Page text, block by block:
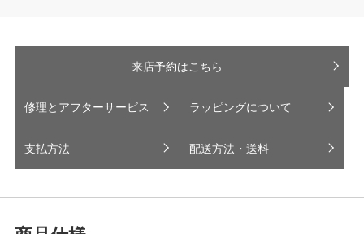
来店予約はこちら
修理とアフターサービス ラッピングについて
支払方法 配送方法・送料